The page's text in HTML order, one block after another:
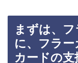
まずは、
に、フラ
カードの